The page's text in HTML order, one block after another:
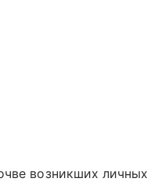
возникших личных